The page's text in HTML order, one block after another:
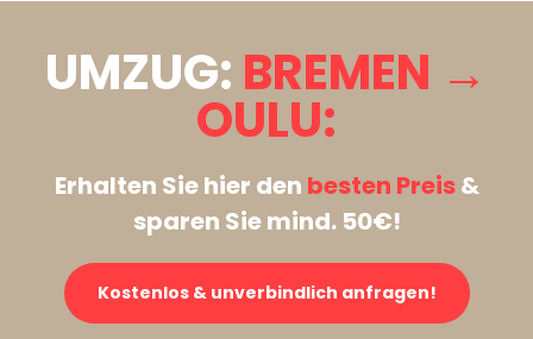
UMZUG: BREMEN →
OULU:
Erhalten Sie hier den besten Preis&
sparen Sie mind. 50€!
Kostenlos & unverbindlich anfragen!